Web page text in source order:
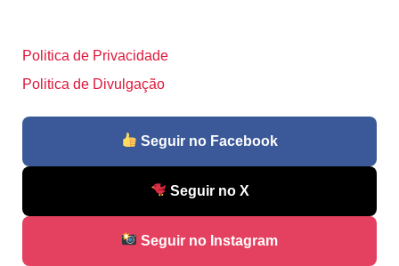
Politica de Privacidade
Politica de Divulgação
Seguir no Facebook
Seguir no X
Seguir no Instagram